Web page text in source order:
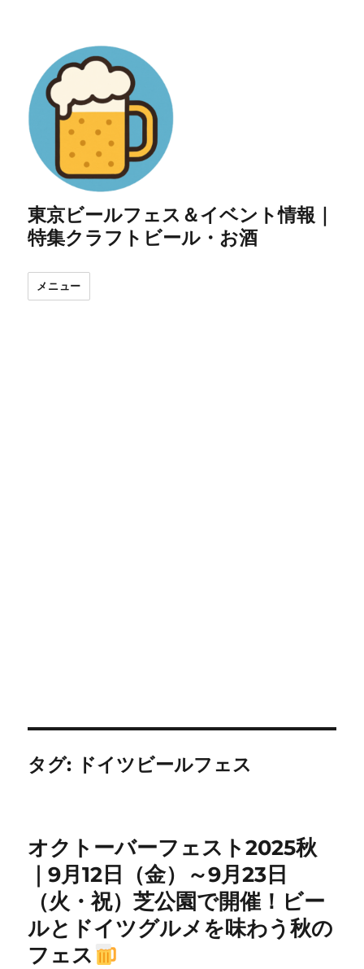
東京ビールフェス＆イベント情報｜
特集クラフトビール・お酒
メニュー
タグ: ドイツビールフェス
オクトーバーフェスト2025秋
｜9月12日（金）～9月23日
（火・祝）芝公園で開催！ビー
ルとドイツグルメを味わう秋の
フェス